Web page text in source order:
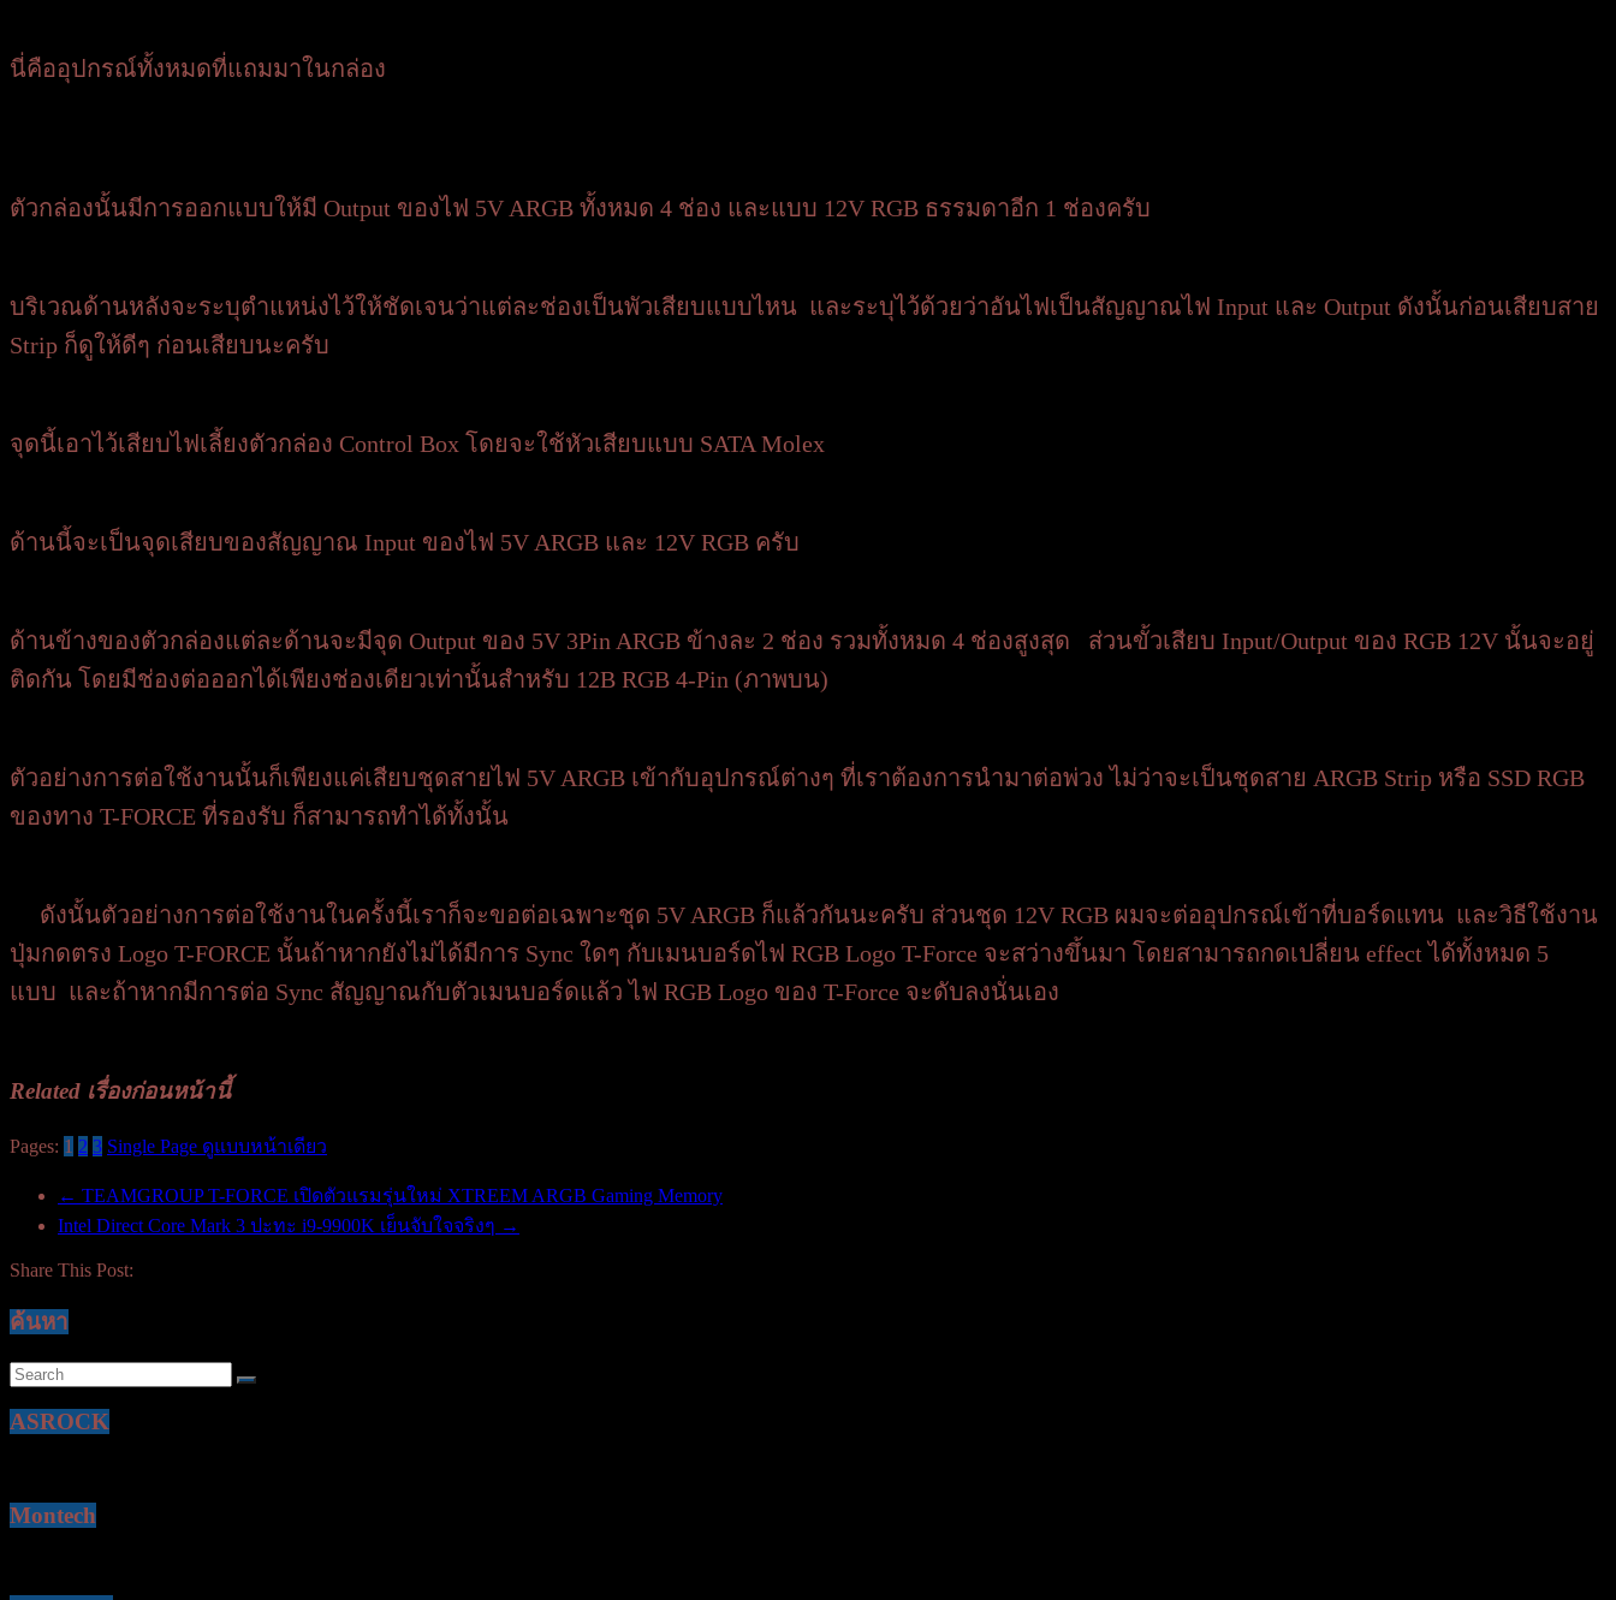
นี่คืออุปกรณ์ทั้งหมดที่แถมมาในกล่อง
ตัวกล่องนั้นมีการออกแบบให้มี Output ของไฟ 5V ARGB ทั้งหมด 4 ช่อง และแบบ 12V RGB ธรรมดาอีก 1 ช่องครับ
บริเวณด้านหลังจะระบุตำแหน่งไว้ให้ชัดเจนว่าแต่ละช่องเป็นพัวเสียบแบบไหน และระบุไว้ด้วยว่าอันไฟเป็นสัญญาณไฟ Input และ Output ดังนั้นก่อนเสียบสาย
Strip ก็ดูให้ดีๆ ก่อนเสียบนะครับ
จุดนี้เอาไว้เสียบไฟเลี้ยงตัวกล่อง Control Box โดยจะใช้หัวเสียบแบบ SATA Molex
ด้านนี้จะเป็นจุดเสียบของสัญญาณ Input ของไฟ 5V ARGB และ 12V RGB ครับ
ด้านข้างของตัวกล่องแต่ละด้านจะมีจุด Output ของ 5V 3Pin ARGB ข้างละ 2 ช่อง รวมทั้งหมด 4 ช่องสูงสุด ส่วนขั้วเสียบ Input/Output ของ RGB 12V นั้นจะอยู่
ติดกัน โดยมีช่องต่อออกได้เพียงช่องเดียวเท่านั้นสำหรับ 12B RGB 4-Pin (ภาพบน)
ตัวอย่างการต่อใช้งานนั้นก็เพียงแค่เสียบชุดสายไฟ 5V ARGB เข้ากับอุปกรณ์ต่างๆ ที่เราต้องการนำมาต่อพ่วง ไม่ว่าจะเป็นชุดสาย ARGB Strip หรือ SSD RGB
ของทาง T-FORCE ที่รองรับ ก็สามารถทำได้ทั้งนั้น
ดังนั้นตัวอย่างการต่อใช้งานในครั้งนี้เราก็จะขอต่อเฉพาะชุด 5V ARGB ก็แล้วกันนะครับ ส่วนชุด 12V RGB ผมจะต่ออุปกรณ์เข้าที่บอร์ดแทน และวิธีใช้งาน
ปุ่มกดตรง Logo T-FORCE นั้นถ้าหากยังไม่ได้มีการ Sync ใดๆ กับเมนบอร์ดไฟ RGB Logo T-Force จะสว่างขึ้นมา โดยสามารถกดเปลี่ยน effect ได้ทั้งหมด 5
แบบ และถ้าหากมีการต่อ Sync สัญญาณกับตัวเมนบอร์ดแล้ว ไฟ RGB Logo ของ T-Force จะดับลงนั่นเอง
Related เรื่องก่อนหน้านี้
Pages: 1 2 3 Single Page ดูแบบหน้าเดียว
← TEAMGROUP T-FORCE เปิดตัวแรมรุ่นใหม่ XTREEM ARGB Gaming Memory
Intel Direct Core Mark 3 ปะทะ i9-9900K เย็นจับใจจริงๆ →
Share This Post:
ค้นหา
ASROCK
Montech